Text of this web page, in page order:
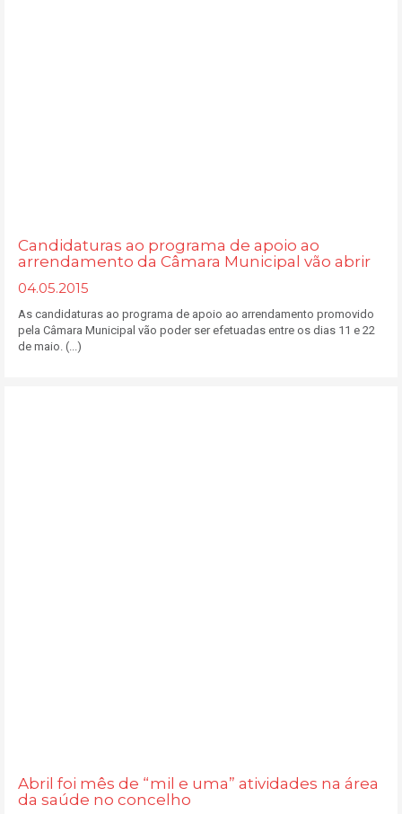
Candidaturas ao programa de apoio ao
arrendamento da Câmara Municipal vão abrir
04.05.2015
As candidaturas ao programa de apoio ao arrendamento promovido
pela Câmara Municipal vão poder ser efetuadas entre os dias 11 e 22
de maio. (...)
Abril foi mês de “mil e uma” atividades na área
da saúde no concelho